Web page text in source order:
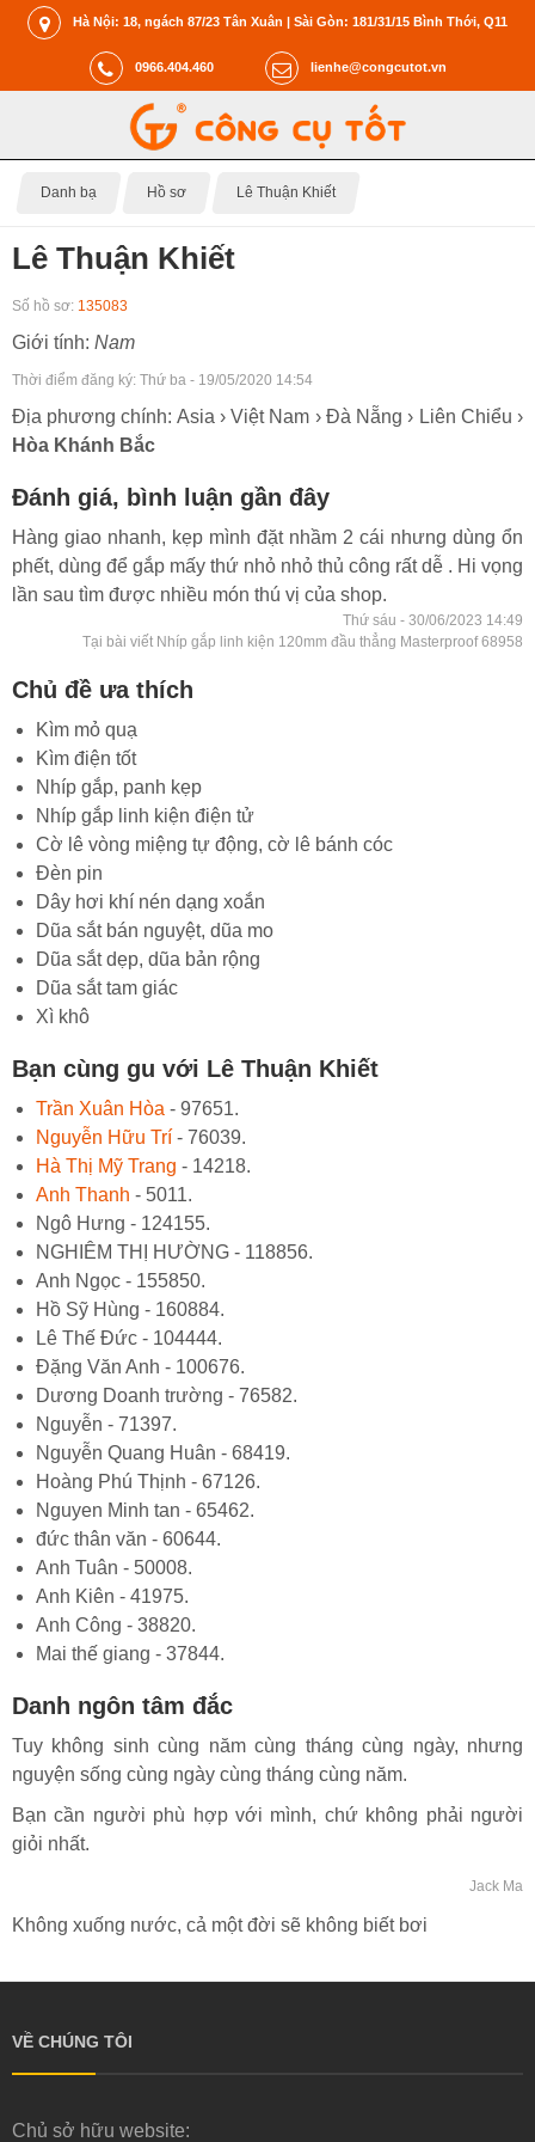
Hà Nội: 18, ngách 87/23 Tân Xuân | Sài Gòn: 181/31/15 Bình Thới, Q11
0966.404.460 lienhe@congcutot.vn
Danh bạ Hồ sơ Lê Thuận Khiết
Lê Thuận Khiết
Số hồ sơ: 135083
Giới tính: Nam
Thời điểm đăng ký: Thứ ba - 19/05/2020 14:54
Địa phương chính: Asia › Việt Nam › Đà Nẵng › Liên Chiểu ›
Hòa Khánh Bắc
Đánh giá, bình luận gần đây
Hàng giao nhanh, kẹp mình đặt nhầm 2 cái nhưng dùng ổn
phết, dùng để gắp mấy thứ nhỏ nhỏ thủ công rất dễ . Hi vọng
lần sau tìm được nhiều món thú vị của shop.
Thứ sáu - 30/06/2023 14:49
Tại bài viết Nhíp gắp linh kiện 120mm đầu thẳng Masterproof 68958
Chủ đề ưa thích
Kìm mỏ quạ
Kìm điện tốt
Nhíp gắp, panh kẹp
Nhíp gắp linh kiện điện tử
Cờ lê vòng miệng tự động, cờ lê bánh cóc
Đèn pin
Dây hơi khí nén dạng xoắn
Dũa sắt bán nguyệt, dũa mo
Dũa sắt dẹp, dũa bản rộng
Dũa sắt tam giác
Xì khô
Bạn cùng gu với Lê Thuận Khiết
Trần Xuân Hòa - 97651.
Nguyễn Hữu Trí - 76039.
Hà Thị Mỹ Trang - 14218.
Anh Thanh - 5011.
Ngô Hưng - 124155.
NGHIÊM THỊ HƯỜNG - 118856.
Anh Ngọc - 155850.
Hồ Sỹ Hùng - 160884.
Lê Thế Đức - 104444.
Đặng Văn Anh - 100676.
Dương Doanh trường - 76582.
Nguyễn - 71397.
Nguyễn Quang Huân - 68419.
Hoàng Phú Thịnh - 67126.
Nguyen Minh tan - 65462.
đức thân văn - 60644.
Anh Tuân - 50008.
Anh Kiên - 41975.
Anh Công - 38820.
Mai thế giang - 37844.
Danh ngôn tâm đắc
Tuy không sinh cùng năm cùng tháng cùng ngày, nhưng
nguyện sống cùng ngày cùng tháng cùng năm.
Bạn cần người phù hợp với mình, chứ không phải người
giỏi nhất.
Jack Ma
Không xuống nước, cả một đời sẽ không biết bơi
VỀ CHÚNG TÔI
Chủ sở hữu website: